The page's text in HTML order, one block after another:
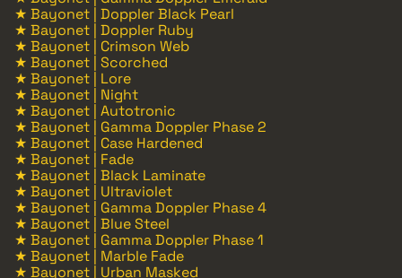
★ Bayonet | Doppler Black Pearl
★ Bayonet | Doppler Ruby
★ Bayonet | Crimson Web
★ Bayonet | Scorched
★ Bayonet | Lore
★ Bayonet | Night
★ Bayonet | Autotronic
★ Bayonet | Gamma Doppler Phase 2
★ Bayonet | Case Hardened
★ Bayonet | Fade
★ Bayonet | Black Laminate
★ Bayonet | Ultraviolet
★ Bayonet | Gamma Doppler Phase 4
★ Bayonet | Blue Steel
★ Bayonet | Gamma Doppler Phase 1
★ Bayonet | Marble Fade
★ Bayonet | Urban Masked